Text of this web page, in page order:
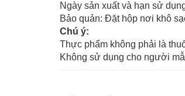
Ngày sản xuất và hạn sử
Bảo quản: Đặt hộp nơi khô
Chú ý:
Thực phẩm không phải là
Không sử dụng cho người